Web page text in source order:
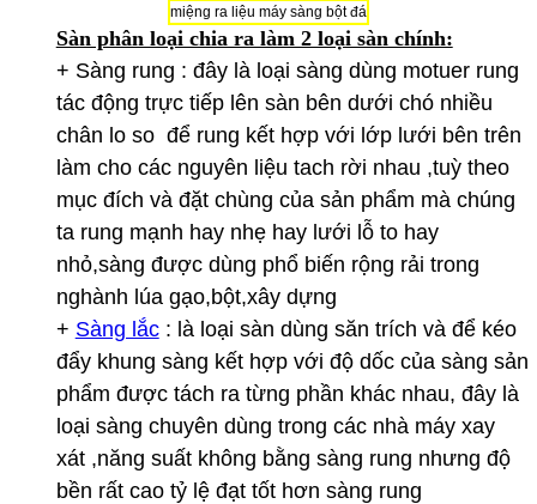
miệng ra liệu máy sàng bột đá
Sàn phân loại chia ra làm 2 loại sàn chính:
+ Sàng rung : đây là loại sàng dùng motuer rung
tác động trực tiếp lên sàn bên dưới chó nhiều
chân lo so để rung kết hợp với lớp lưới bên trên
làm cho các nguyên liệu tach rời nhau ,tuỳ theo
mục đích và đặt chùng của sản phẩm mà chúng
ta rung mạnh hay nhẹ hay lưới lỗ to hay
nhỏ,sàng được dùng phổ biến rộng rải trong
nghành lúa gạo,bột,xây dựng
+ Sàng lắc: là loại sàn dùng săn trích và để kéo
đẩy khung sàng kết hợp với độ dốc của sàng sản
phẩm được tách ra từng phần khác nhau, đây là
loại sàng chuyên dùng trong các nhà máy xay
xát ,năng suất không bằng sàng rung nhưng độ
bền rất cao tỷ lệ đạt tốt hơn sàng rung